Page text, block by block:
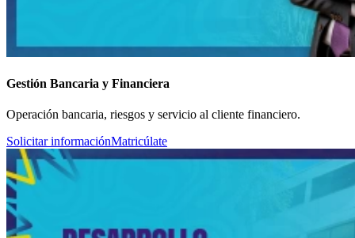
Gestión Bancaria y Financiera
Operación bancaria, riesgos y servicio al cliente financiero.
Solicitar informaciónMatricúlate